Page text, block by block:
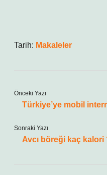
Tarih: Makaleler
Önceki Yazı
Türkiye’ye mobil
Sonraki Yazı
Avcı böreği kaç kalori